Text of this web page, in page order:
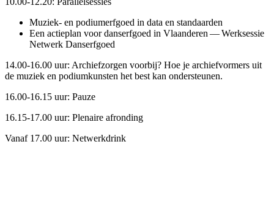
Muziek- en podiumerfgoed in data en standaarden
Een actieplan voor danserfgoed in Vlaanderen — Werksessie
Netwerk Danserfgoed
14.00-16.00 uur: Archiefzorgen voorbij? Hoe je archiefvormers uit
de muziek en podiumkunsten het best kan ondersteunen.
16.00-16.15 uur: Pauze
16.15-17.00 uur: Plenaire afronding
Vanaf 17.00 uur: Netwerkdrink